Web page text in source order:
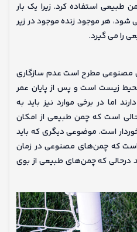
طبیعی استفاده کرد. زیرا یک بار
هر موجود زنده موجود در زیر
را می گیرد.
مصنوعی مطرح است عدم سازگاری
زیست است و پس از پایان عمر
اما در برخی موارد نیز باید به
است که چمن طبیعی از امکان
است. موضوعی دیگری که باید
است که چمن‌های مصنوعی در زمان
درحالی که چمن‌های طبیعی از بوی